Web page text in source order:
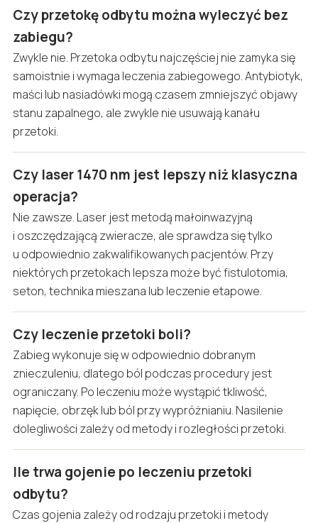
Czy przetokę odbytu można wyleczyć bez
zabiegu?
Zwykle nie. Przetoka odbytu najczęściej nie zamyka się
samoistnie i wymaga leczenia zabiegowego. Antybiotyk,
maści lub nasiadówki mogą czasem zmniejszyć objawy
stanu zapalnego, ale zwykle nie usuwają kanału
przetoki.
Czy laser 1470 nm jest lepszy niż klasyczna
operacja?
Nie zawsze. Laser jest metodą małoinwazyjną
i oszczędzającą zwieracze, ale sprawdza się tylko
u odpowiednio zakwalifikowanych pacjentów. Przy
niektórych przetokach lepsza może być fistulotomia,
seton, technika mieszana lub leczenie etapowe.
Czy leczenie przetoki boli?
Zabieg wykonuje się w odpowiednio dobranym
znieczuleniu, dlatego ból podczas procedury jest
ograniczany. Po leczeniu może wystąpić tkliwość,
napięcie, obrzęk lub ból przy wypróżnianiu. Nasilenie
dolegliwości zależy od metody i rozległości przetoki.
Ile trwa gojenie po leczeniu przetoki
odbytu?
Czas gojenia zależy od rodzaju przetoki i metody